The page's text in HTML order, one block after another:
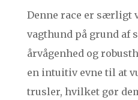
Denne race er særligt
vagthund på grund af
årvågenhed og
en intuitiv evne til at
trusler, hvilket gør